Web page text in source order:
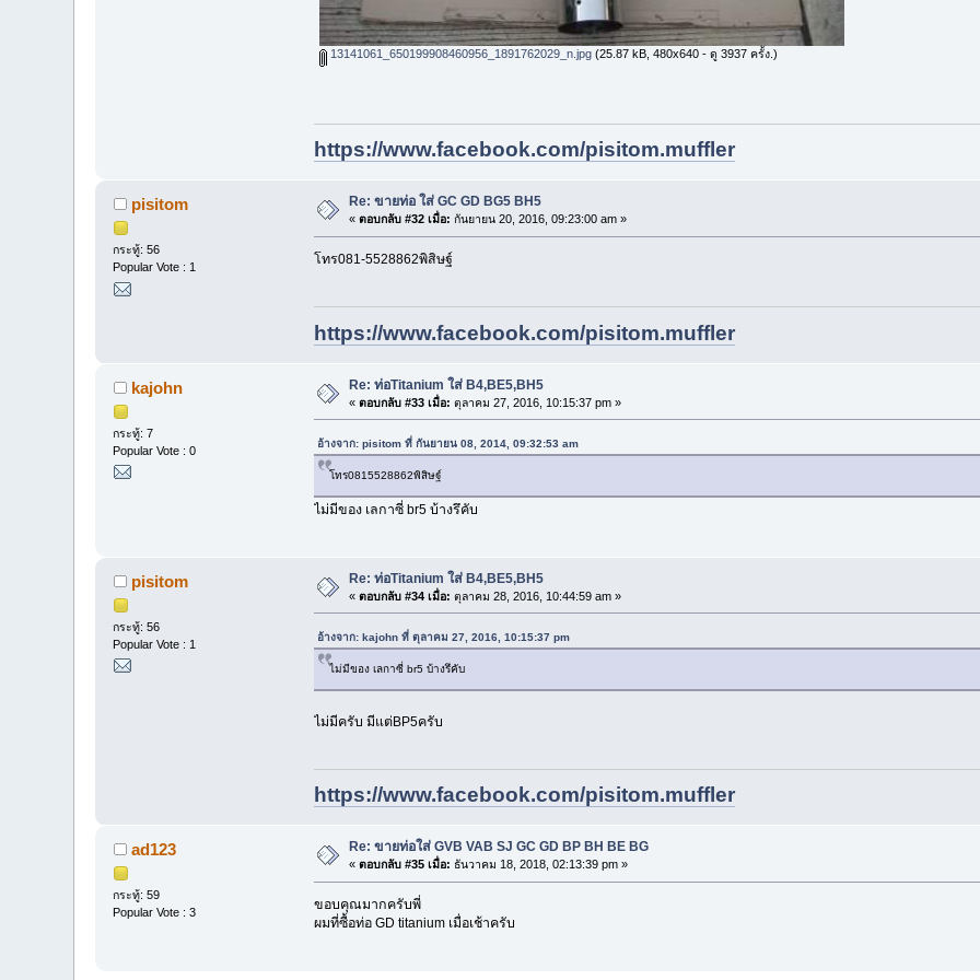
13141061_650199908460956_1891762029_n.jpg (25.87 kB, 480x640 - ดู 3937 ครั้ง.)
https://www.facebook.com/pisitom.muffler
pisitom
กระทู้: 56
Popular Vote : 1
Re: ขายท่อ ใส่ GC GD BG5 BH5
«ตอบกลับ #32 เมื่อ: กันยายน 20, 2016, 09:23:00 am »
โทร081-5528862พิสิษฐ์
https://www.facebook.com/pisitom.muffler
kajohn
กระทู้: 7
Popular Vote : 0
Re: ท่อTitanium ใส่ B4,BE5,BH5
«ตอบกลับ #33 เมื่อ: ตุลาคม 27, 2016, 10:15:37 pm »
อ้างจาก: pisitom ที่ กันยายน 08, 2014, 09:32:53 am
โทร0815528862พิสิษฐ์
ไม่มีของ เลกาซี่ br5 บ้างรึคับ
pisitom
กระทู้: 56
Popular Vote : 1
Re: ท่อTitanium ใส่ B4,BE5,BH5
«ตอบกลับ #34 เมื่อ: ตุลาคม 28, 2016, 10:44:59 am »
อ้างจาก: kajohn ที่ ตุลาคม 27, 2016, 10:15:37 pm
ไม่มีของ เลกาซี่ br5 บ้างรึคับ
ไม่มีครับ มีแต่BP5ครับ
https://www.facebook.com/pisitom.muffler
ad123
กระทู้: 59
Popular Vote : 3
Re: ขายท่อใส่ GVB VAB SJ GC GD BP BH BE BG
«ตอบกลับ #35 เมื่อ: ธันวาคม 18, 2018, 02:13:39 pm »
ขอบคุณมากครับพี่
ผมที่ซื้อท่อ GD titanium เมื่อเช้าครับ